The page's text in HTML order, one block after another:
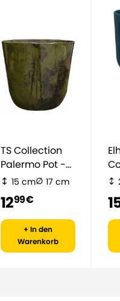
TS Collection
Palermo Pot -
grün
15 cm 17 cm
1299 €
+ In den
Warenkorb
Elho